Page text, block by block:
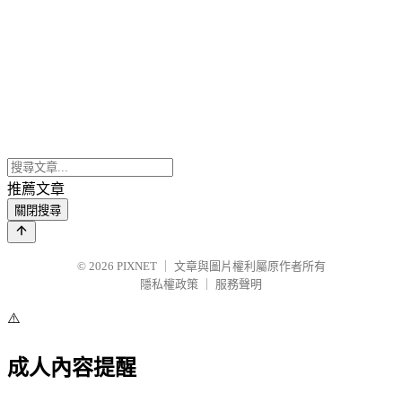
推薦文章
關閉搜尋
© 2026 PIXNET
文章與圖片權利屬原作者所有
隱私權政策
服務聲明
⚠️
成人內容提醒